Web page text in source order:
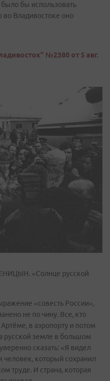
бы использовать
во Владивостоке оно
№2380 от 5 авг.
«Солнце русской
«совесть России»,
не по чину. Все, кто
в аэропорту и потом
русской земле в большом
сказать: «Я видел
человек, который сохранил
труде. И страна, которая